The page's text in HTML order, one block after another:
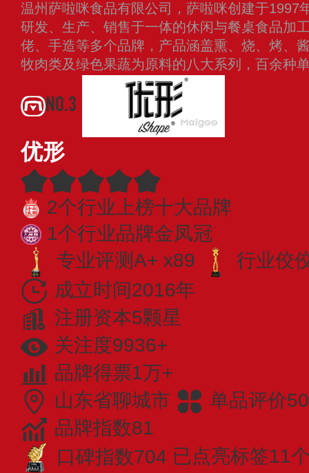
温州萨啦咪食品有限公司，萨啦咪创建于1997
研发、生产、销售于一体的休闲与餐桌食品加
佬、手造等多个品牌，产品涵盖熏、烧、烤、
牧肉类及绿色果蔬为原料的八大系列，百余种
NO.3
优形
2个行业上榜十大品牌
1个行业品牌金凤冠
专业评测A+ x89
行业佼
成立时间2016年
注册资本5颗星
关注度9936+
品牌得票1万+
山东省聊城市
单品评价
品牌指数81
口碑指数704 已点亮标签11